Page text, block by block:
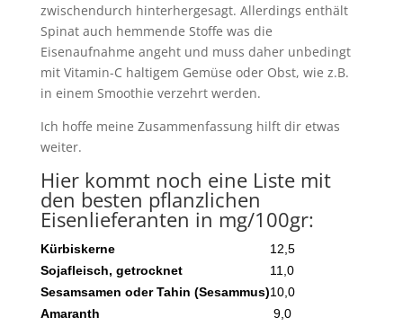
zwischendurch hinterhergesagt. Allerdings enthält
Spinat auch hemmende Stoffe was die
Eisenaufnahme angeht und muss daher unbedingt
mit Vitamin-C haltigem Gemüse oder Obst, wie z.B.
in einem Smoothie verzehrt werden.
Ich hoffe meine Zusammenfassung hilft dir etwas
weiter.
Hier kommt noch eine Liste mit
den besten pflanzlichen
Eisenlieferanten in mg/100gr:
Kürbiskerne
12,5
Sojafleisch, getrocknet
11,0
Sesamsamen oder Tahin (Sesammus)10,0
Amaranth
9,0